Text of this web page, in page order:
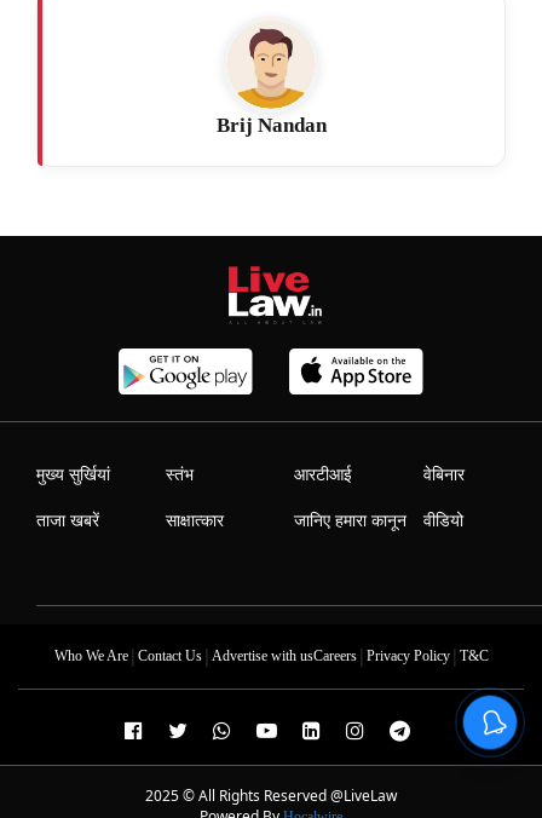
Brij Nandan
मुख्य सुर्खियां
ताजा खबरें
स्तंभ
साक्षात्कार
आरटीआई
जानिए हमारा कानून
वेबिनार
वीडियो
Who We Are| Contact Us| Advertise with usCareers| Privacy Policy| T&C
2025 © All Rights Reserved @LiveLaw